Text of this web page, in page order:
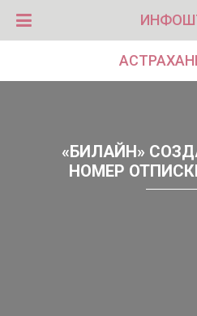
«БИЛАЙН»
НОМЕР